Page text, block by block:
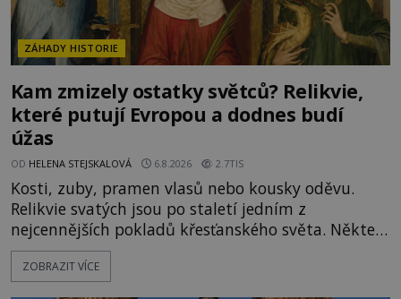
ZÁHADY HISTORIE
Kam zmizely ostatky světců? Relikvie,
které putují Evropou a dodnes budí
úžas
OD HELENA STEJSKALOVÁ 6.8.2026 2.7TIS
Kosti, zuby, pramen vlasů nebo kousky oděvu.
Relikvie svatých jsou po staletí jedním z
nejcennějších pokladů křesťanského světa. Některé
mají pečlivě doloženou historii, jiné provází
záhady, krádeže i nečekané objevy. Jejich osudy
ZOBRAZIT VÍCE